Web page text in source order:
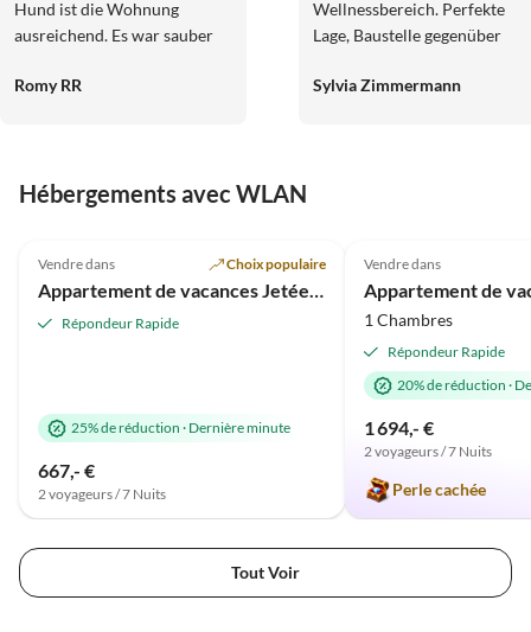
Hund ist die Wohnung
ausreichend. Es war sauber
und gepflegten Zustand.
Romy RR
Wellnessbereich. Perfekte
Lage, Baustelle gegenüber
Perfekter Service und sehr
Sylvia Zimmermann
Hébergements avec WLAN
Vendre dans Choix populaire
Répondeur Rapide
25% de réduction · Dernière minute
667,- €
2 voyageurs / 7 Nuits
Vendre dans
1 Chambres
Répondeur Rapide
20% de réduction ·
1 694,- €
2 voyageurs / 7 Nuits
Perle cachée
Tout Voir